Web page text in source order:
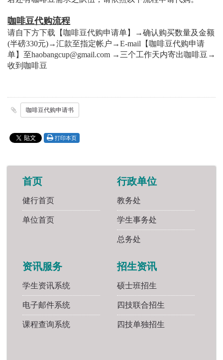
咖啡豆代购流程
请自下方下载【咖啡豆代购申请单】→确认购买数量及金额
(半磅330元)→汇款至指定帐户→E-mail【咖啡豆代购申请
单】至haobangcup@gmail.com →三个工作天内寄出咖啡豆→
收到咖啡豆
咖啡豆代购申请书
打印本页
首页
健行首页
单位首页
行政单位
教务处
学生事务处
总务处
资讯服务
学生资讯系统
电子邮件系统
课程查询系统
招生资讯
硕士班招生
四技联合招生
四技单独招生